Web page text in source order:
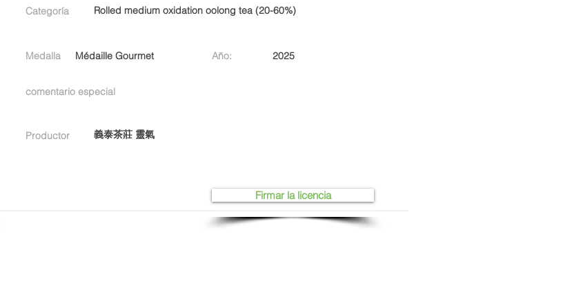
Categoría Rolled medium oxidation oolong tea (20-60%)
Medalla Médaille Gourmet Año: 2025
comentario especial
Productor 義泰茶莊 靈氣
Firmar la licencia